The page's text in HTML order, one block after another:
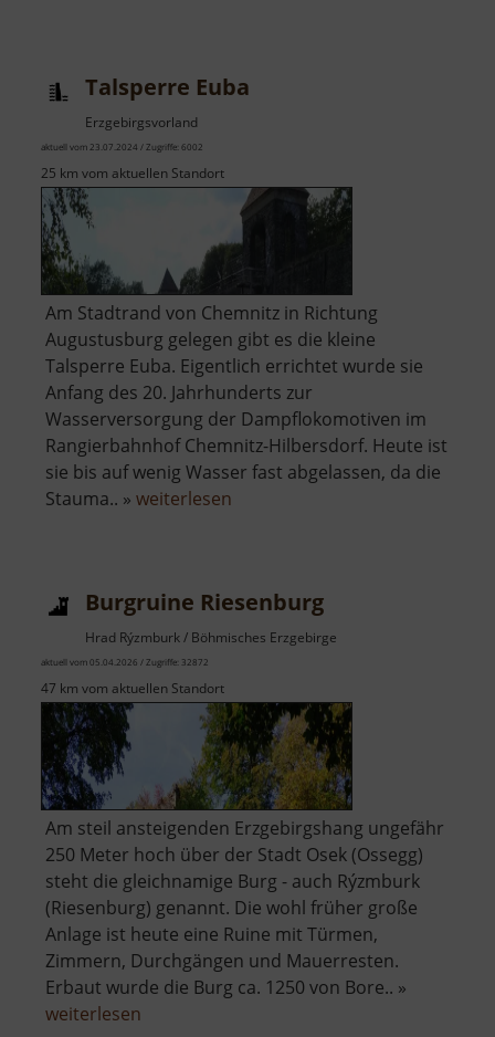
Talsperre Euba
Erzgebirgsvorland
aktuell vom 23.07.2024 / Zugriffe: 6002
25 km vom aktuellen Standort
Am Stadtrand von Chemnitz in Richtung
Augustusburg gelegen gibt es die kleine
Talsperre Euba. Eigentlich errichtet wurde sie
Anfang des 20. Jahrhunderts zur
Wasserversorgung der Dampflokomotiven im
Rangierbahnhof Chemnitz-Hilbersdorf. Heute ist
sie bis auf wenig Wasser fast abgelassen, da die
Stauma.. » weiterlesen
Burgruine Riesenburg
Hrad Rýzmburk / Böhmisches Erzgebirge
aktuell vom 05.04.2026 / Zugriffe: 32872
47 km vom aktuellen Standort
Am steil ansteigenden Erzgebirgshang ungefähr
250 Meter hoch über der Stadt Osek (Ossegg)
steht die gleichnamige Burg - auch Rýzmburk
(Riesenburg) genannt. Die wohl früher große
Anlage ist heute eine Ruine mit Türmen,
Zimmern, Durchgängen und Mauerresten.
Erbaut wurde die Burg ca. 1250 von Bore.. »
weiterlesen